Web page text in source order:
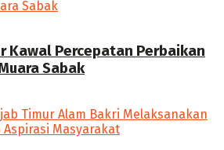
Kawal Percepatan Perbaikan
Sabak